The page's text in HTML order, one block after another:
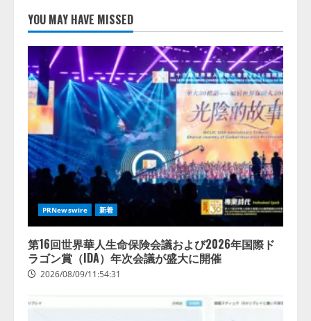
ォーム「TAIZA」および新サービ
スに関する記者発表会を開催
2026/08/07/17:53:45
3
lmessage、MCP接続機能を強化
し、AIから設定操作できる機能を
拡充
2026/08/07/13:53:50
【2026年企業のAI導入・活用に関
する調査】AIを組織として導入で
きている企業は26.8％。AI導入企
業の68.0％が、自社でのAI導入・
活用は「上手くいっている」と回
答
2026/08/07/13:53:50
YOU MAY HAVE MISSED
PRNewswire 新着
第16回世界華人生命保険会議および2026年国際ド
ラゴン賞（IDA）年次会議が盛大に開催
2026/08/09/11:54:31